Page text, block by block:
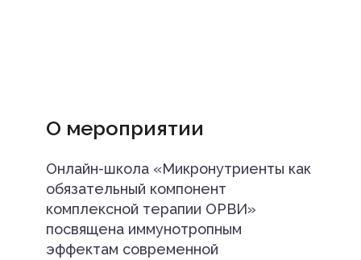
О мероприятии
Онлайн-школа «Микронутриенты как
обязательный компонент
комплексной терапии ОРВИ»
посвящена иммунотропным
эффектам современной